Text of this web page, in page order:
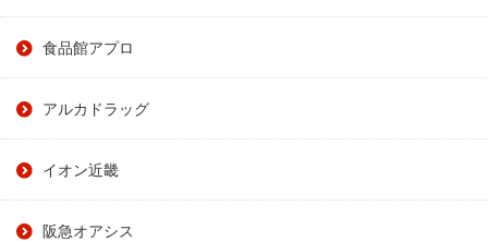
食品館アプロ
アルカドラッグ
イオン近畿
阪急オアシス